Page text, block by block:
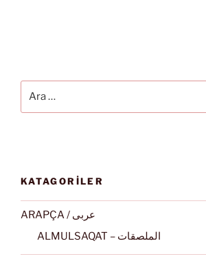
KATAGORİLER
ARAPÇA / عربى
ALMULSAQAT – الملصقات